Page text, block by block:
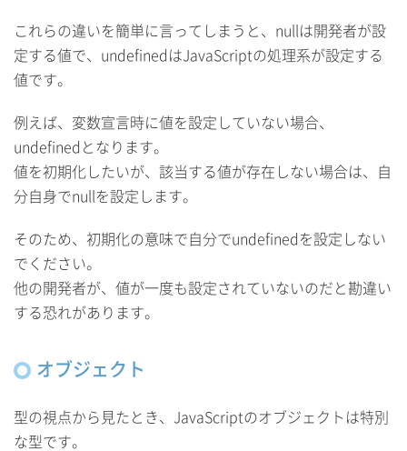
これらの違いを簡単に言ってしまうと、nullは開発者が設
定する値で、undefinedはJavaScriptの処理系が設定する
値です。
例えば、変数宣言時に値を設定していない場合、
undefinedとなります。
値を初期化したいが、該当する値が存在しない場合は、自
分自身でnullを設定します。
そのため、初期化の意味で自分でundefinedを設定しない
でください。
他の開発者が、値が一度も設定されていないのだと勘違い
する恐れがあります。
オブジェクト
型の視点から見たとき、JavaScriptのオブジェクトは特別
な型です。